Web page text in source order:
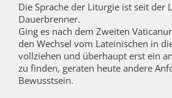
Die Sprache der Liturgie ist seit der
Dauerbrenner.
Ging es nach dem Zweiten
den Wechsel vom Lateinischen in
vollziehen und überhaupt erst ein
zu finden, geraten heute andere
Bewusstsein.